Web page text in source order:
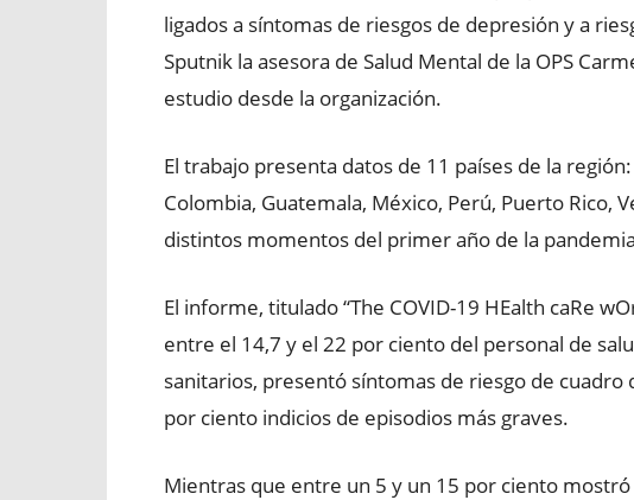
ligados a síntomas de riesgos de depresión y a
Sputnik la asesora de Salud Mental de la OPS
estudio desde la organización.
El trabajo presenta datos de 11 países de la
Colombia, Guatemala, México, Perú, Puerto Rico,
distintos momentos del primer año de la
El informe, titulado “The COVID-19 HEalth caRe
entre el 14,7 y el 22 por ciento del personal de
sanitarios, presentó síntomas de riesgo de
por ciento indicios de episodios más graves.
Mientras que entre un 5 y un 15 por ciento